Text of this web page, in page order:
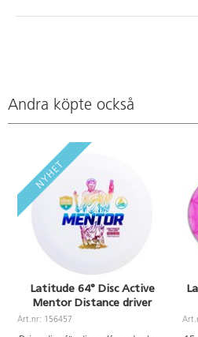
Andra köpte också
Latitude 64° Disc Active
Mentor Distance driver
Art.nr: 156457